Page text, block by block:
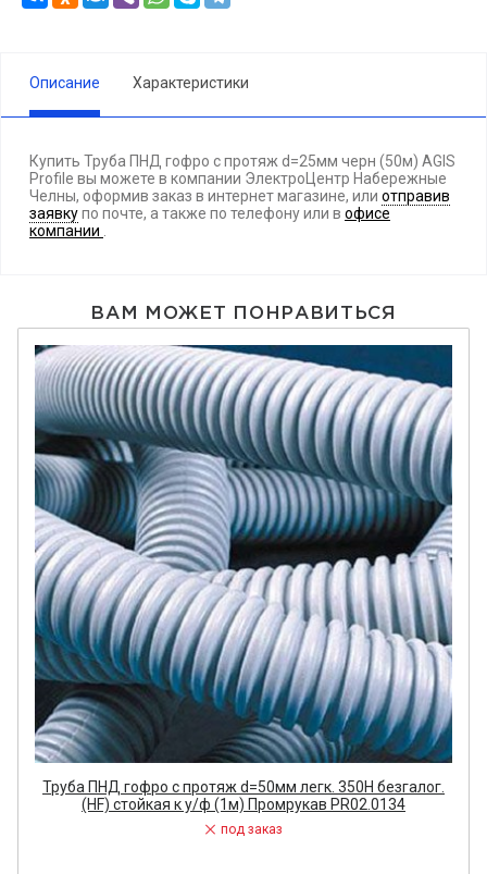
Описание Характеристики
Купить Труба ПНД гофро с протяж d=25мм черн (50м) AGIS
Profile вы можете в компании ЭлектроЦентр Набережные
Челны, оформив заказ в интернет магазине, или отправив
заявкупо почте, а также по телефонуили в офисе
компании
ВАМ МОЖЕТ ПОНРАВИТЬСЯ
Труба ПНД гофро с протяж d=50мм легк. 350Н безгалог.
(HF) стойкая к у/ф (1м) Промрукав PR02.0134
под заказ